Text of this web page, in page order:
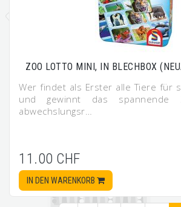
ZOO LOTTO MINI, IN BLECHBOX
Wer findet als Erster alle Tiere für
und gewinnt das spannende
abwechslungsr…
11.00 CHF
IN DEN WARENKORB